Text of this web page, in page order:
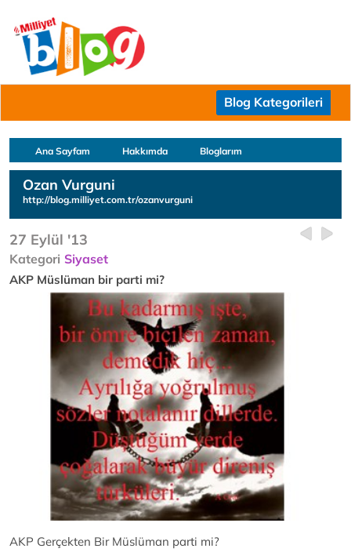
Blog Kategorileri
Ana Sayfam Hakkımda Bloglarım
Ozan Vurguni
http://blog.milliyet.com.tr/ozanvurguni
27 Eylül '13
Kategori Siyaset
AKP Müslüman bir parti mi?
AKP Gerçekten Bir Müslüman parti mi?